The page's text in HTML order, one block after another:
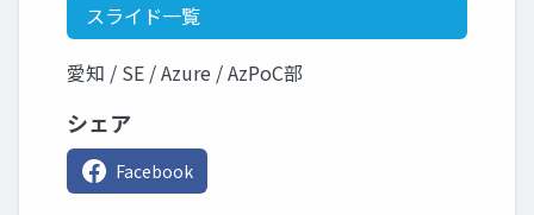
スライド一覧
愛知 / SE / Azure / AzPoC部
シェア
Facebook